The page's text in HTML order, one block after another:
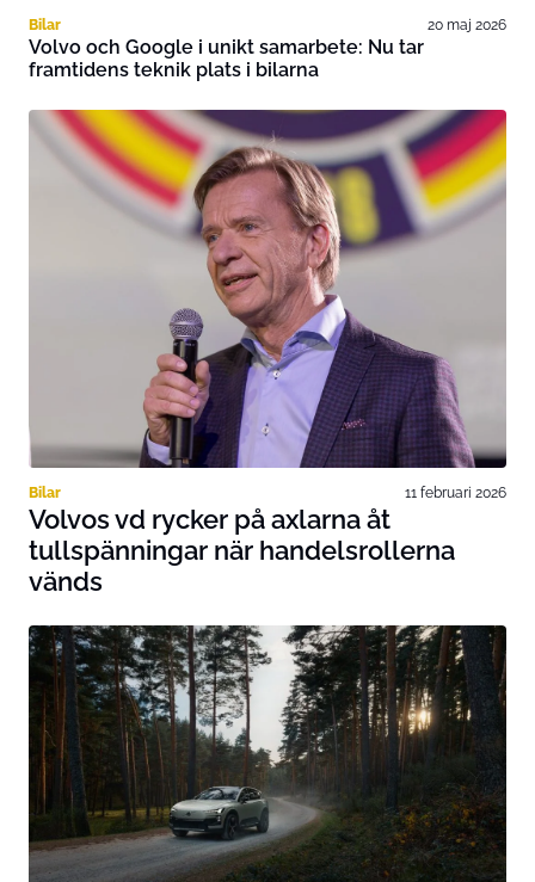
Bilar 20 maj 2026
Volvo och Google i unikt samarbete: Nu tar
framtidens teknik plats i bilarna
Bilar 11 februari 2026
Volvos vd rycker på axlarna åt
tullspänningar när handelsrollerna
vänds